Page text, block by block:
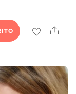
Share